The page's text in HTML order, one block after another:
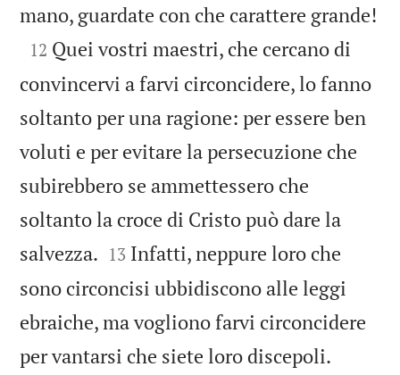
mano, guardate con che carattere grande!

12 Quei vostri maestri, che cercano di
convincervi a farvi circoncidere, lo fanno
soltanto per una ragione: per essere ben
voluti e per evitare la persecuzione che
subirebbero se ammettessero che
soltanto la croce di Cristo può dare la
salvezza. 

13 Infatti, neppure loro che
sono circoncisi ubbidiscono alle leggi
ebraiche, ma vogliono farvi circoncidere
per vantarsi che siete loro discepoli.